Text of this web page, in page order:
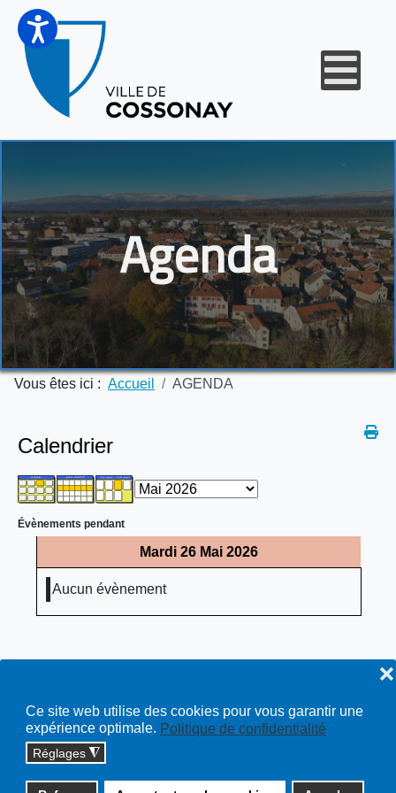
Ce site web utilise des cookies pour vous garantir une
expérience optimale. Politique de confidentialité
Réglages ◮
❌
Agenda
Vous êtes ici : Accueil AGENDA
Calendrier
Évènements pendant
Mardi 26 Mai 2026
Aucun évènement
Copyright © 2026 cossonay.ch - tous droits réservés | site :